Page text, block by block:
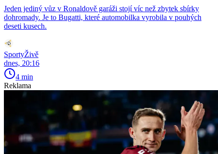
Jeden jediný vůz v Ronaldově garáži stojí víc než zbytek sbírky
dohromady. Je to Bugatti, které automobilka vyrobila v pouhých
deseti kusech.
SportyŽivě
dnes, 20:16
4 min
Reklama